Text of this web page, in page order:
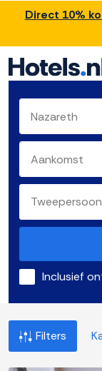
Direct 10%
Inclusief
Filters